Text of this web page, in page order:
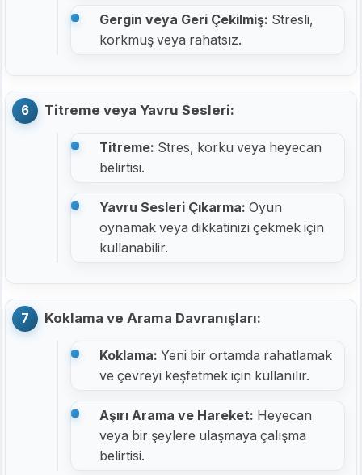
Gergin veya Geri Çekilmiş: Stresli,
korkmuş veya rahatsız.
Titreme veya Yavru Sesleri:
Titreme: Stres, korku veya heyecan
belirtisi.
Yavru Sesleri Çıkarma: Oyun
oynamak veya dikkatinizi çekmek için
kullanabilir.
Koklama ve Arama Davranışları:
Koklama: Yeni bir ortamda rahatlamak
ve çevreyi keşfetmek için kullanılır.
Aşırı Arama ve Hareket: Heyecan
veya bir şeylere ulaşmaya çalışma
belirtisi.